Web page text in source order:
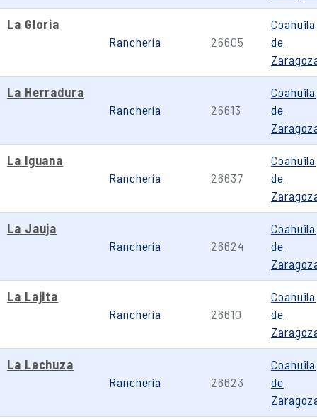
La Gloria
Ranchería
26605
Coahuila
de
La Herradura
Ranchería
26613
Coahuila
de
La Iguana
Ranchería
26637
Coahuila
de
La Jauja
Ranchería
26624
Coahuila
de
La Lajita
Ranchería
26610
Coahuila
de
La Lechuza
Ranchería
26623
Coahuila
de